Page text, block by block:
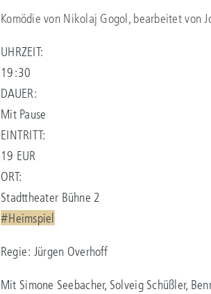
Komödie von Nikolaj Gogol, bearbeitet von
UHRZEIT:
19:30
DAUER:
Mit Pause
EINTRITT:
19 EUR
ORT:
Stadttheater Bühne 2
#Heimspiel
Regie: Jürgen Overhoff
Mit Simone Seebacher, Solveig Schüßler,